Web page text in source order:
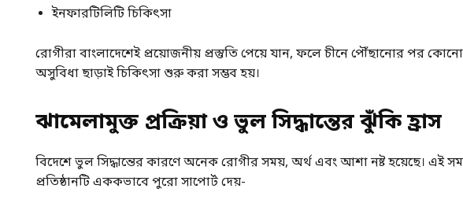
ইনফারটিলিটি চিকিৎসা
রোগীরা বাংলাদেশেই প্রয়োজনীয় প্রস্তুতি পেয়ে যান, ফলে চীনে পৌঁছানোর পর কোনো
অসুবিধা ছাড়াই চিকিৎসা শুরু করা সম্ভব হয়।
ঝামেলামুক্ত প্রক্রিয়া ও ভুল সিদ্ধান্তের ঝুঁকি হ্রাস
বিদেশে ভুল সিদ্ধান্তের কারণে অনেক রোগীর সময়, অর্থ এবং আশা নষ্ট হয়েছে। এই
প্রতিষ্ঠানটি এককভাবে পুরো সাপোর্ট দেয়-